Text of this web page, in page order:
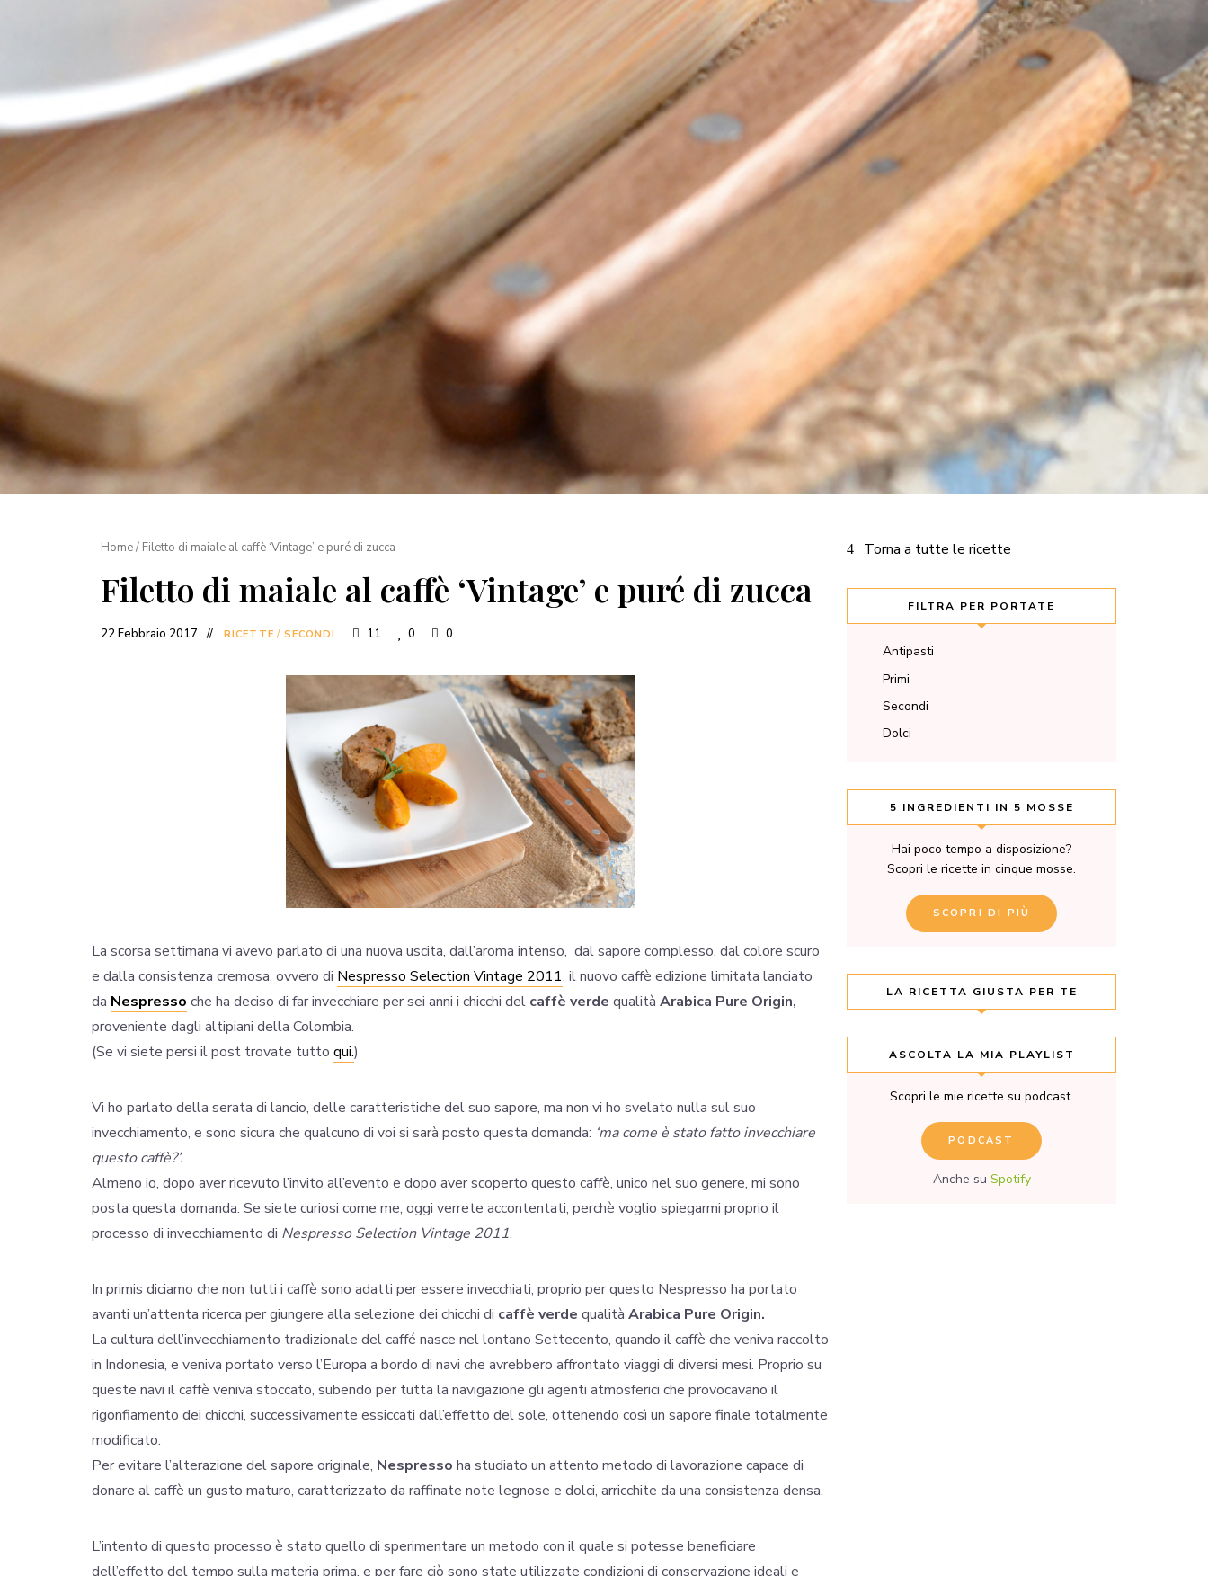
Home/ Filetto di maiale al caffè ‘Vintage’ e puré di zucca
Filetto di maiale al caffè ‘Vintage’ e puré di zucca
22 Febbraio 2017 RICETTE / SECONDI 11 0 0
La scorsa settimana vi avevo parlato di una nuova uscita, dall’aroma intenso, dal sapore complesso, dal colore scuro
e dalla consistenza cremosa, ovvero di Nespresso Selection Vintage 2011, il nuovo caffè edizione limitata lanciato
da Nespresso che ha deciso di far invecchiare per sei anni i chicchi del caffè verde qualità Arabica Pure Origin,
proveniente dagli altipiani della Colombia.
(Se vi siete persi il post trovate tutto qui.)
Vi ho parlato della serata di lancio, delle caratteristiche del suo sapore, ma non vi ho svelato nulla sul suo
invecchiamento, e sono sicura che qualcuno di voi si sarà posto questa domanda: ‘ma come è stato fatto invecchiare
questo caffè?’.
Almeno io, dopo aver ricevuto l’invito all’evento e dopo aver scoperto questo caffè, unico nel suo genere, mi sono
posta questa domanda. Se siete curiosi come me, oggi verrete accontentati, perchè voglio spiegarmi proprio il
processo di invecchiamento di Nespresso Selection Vintage 2011.
In primis diciamo che non tutti i caffè sono adatti per essere invecchiati, proprio per questo Nespresso ha portato
avanti un’attenta ricerca per giungere alla selezione dei chicchi di caffè verde qualità Arabica Pure Origin.
La cultura dell’invecchiamento tradizionale del caffé nasce nel lontano Settecento, quando il caffè che veniva raccolto
in Indonesia, e veniva portato verso l’Europa a bordo di navi che avrebbero affrontato viaggi di diversi mesi. Proprio su
queste navi il caffè veniva stoccato, subendo per tutta la navigazione gli agenti atmosferici che provocavano il
rigonfiamento dei chicchi, successivamente essiccati dall’effetto del sole, ottenendo così un sapore finale totalmente
modificato.
Per evitare l’alterazione del sapore originale, Nespresso ha studiato un attento metodo di lavorazione capace di
donare al caffè un gusto maturo, caratterizzato da raffinate note legnose e dolci, arricchite da una consistenza densa.
L’intento di questo processo è stato quello di sperimentare un metodo con il quale si potesse beneficiare
dell’effetto del tempo sulla materia prima, e per fare ciò sono state utilizzate condizioni di conservazione ideali e
Torna a tutte le ricette
FILTRA PER PORTATE
Antipasti
Primi
Secondi
Dolci
5 INGREDIENTI IN 5 MOSSE
Hai poco tempo a disposizione?
Scopri le ricette in cinque mosse.
SCOPRI DI PIÙ
LA RICETTA GIUSTA PER TE
ASCOLTA LA MIA PLAYLIST
Scopri le mie ricette su podcast.
PODCAST
Anche su Spotify